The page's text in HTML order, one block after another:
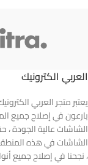
العربي الكترونيك
يعتبر متجر العربي
بارعون في إصلاح جميع
الشاشات عالية الجودة ،
الشاشات في هذه
، نجحنا في إصلاح جميع